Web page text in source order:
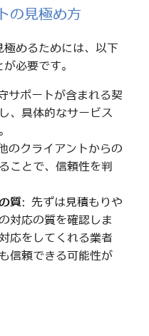
の見極め方
めるためには、以下
必要です。
サポートが含まれる契
、具体的なサービス
のクライアントからの
ことで、信頼性を判
質: 先ずは見積もりや
対応の質を確認しま
応をしてくれる業者
信頼できる可能性が